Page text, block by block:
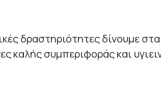
δραστηριότητες δίνουμε
καλής συμπεριφοράς και